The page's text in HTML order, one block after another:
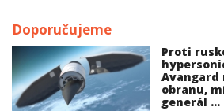
Doporučujeme
Proti
Avangard
obranu,
generál ...